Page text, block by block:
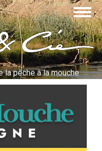
la pêche à la mouche